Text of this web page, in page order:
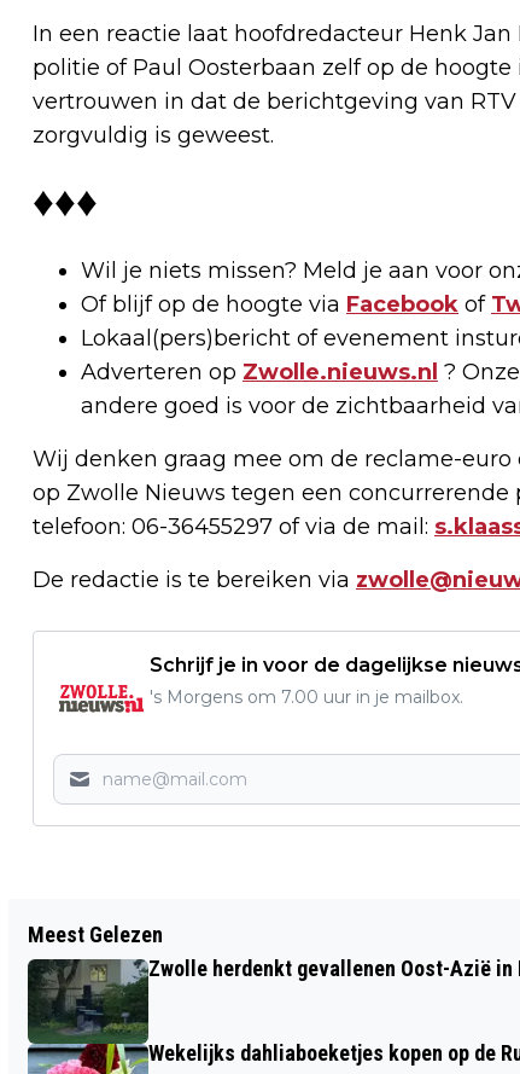
In een reactie laat hoofdredacteur Henk
politie of Paul Oosterbaan zelf op de
vertrouwen in dat de berichtgeving van
zorgvuldig is geweest.
♦♦♦
Wil je niets missen? Meld je aan voor
Of blijf op de hoogte via Facebook of
Lokaal(pers)bericht of evenement
Adverteren op Zwolle.nieuws.nl ?
andere goed is voor de zichtbaarheid
Wij denken graag mee om de reclame-
op Zwolle Nieuws tegen een
telefoon: 06-36455297 of via de mail:
De redactie is te bereiken via
Schrijf je in voor de dagelijkse
's Morgens om 7.00 uur in je mailbox.
ONRUST IN STADSHAGEN VANWEGE
'KINDERLOKKER'
Meest Gelezen
Zwolle herdenkt gevallenen Oost-Azië in
Wekelijks dahliaboeketjes kopen op de